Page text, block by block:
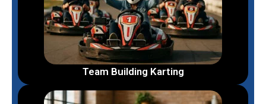
Team Building Karting